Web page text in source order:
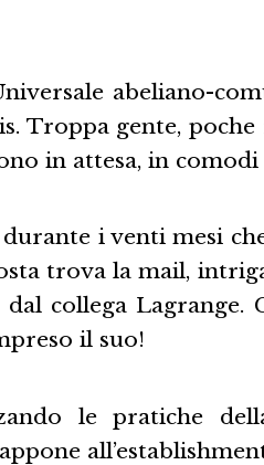
abeliano-
Troppa gente,
in attesa, in
i venti mesi
trova la mail,
collega Lagrange.
il suo!
le pratiche